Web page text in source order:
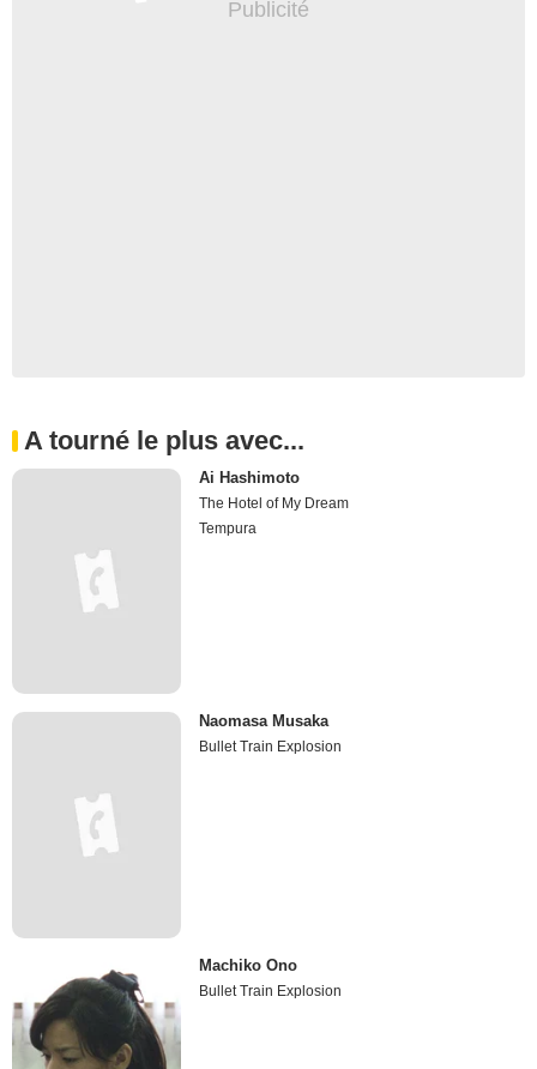
A tourné le plus avec...
Ai Hashimoto
The Hotel of My Dream
Tempura
Naomasa Musaka
Bullet Train Explosion
Machiko Ono
Bullet Train Explosion